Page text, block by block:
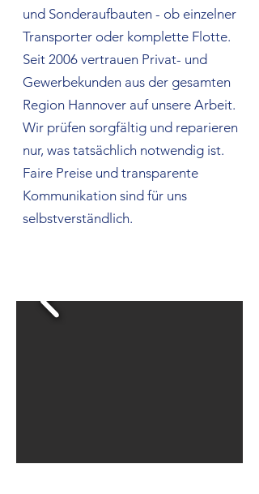
und Sonderaufbauten - ob einzelner
Transporter oder komplette Flotte.
Seit 2006 vertrauen Privat- und
Gewerbekunden aus der gesamten
Region Hannover auf unsere Arbeit.
Wir prüfen sorgfältig und reparieren
nur, was tatsächlich notwendig ist.
Faire Preise und transparente
Kommunikation sind für uns
selbstverständlich.